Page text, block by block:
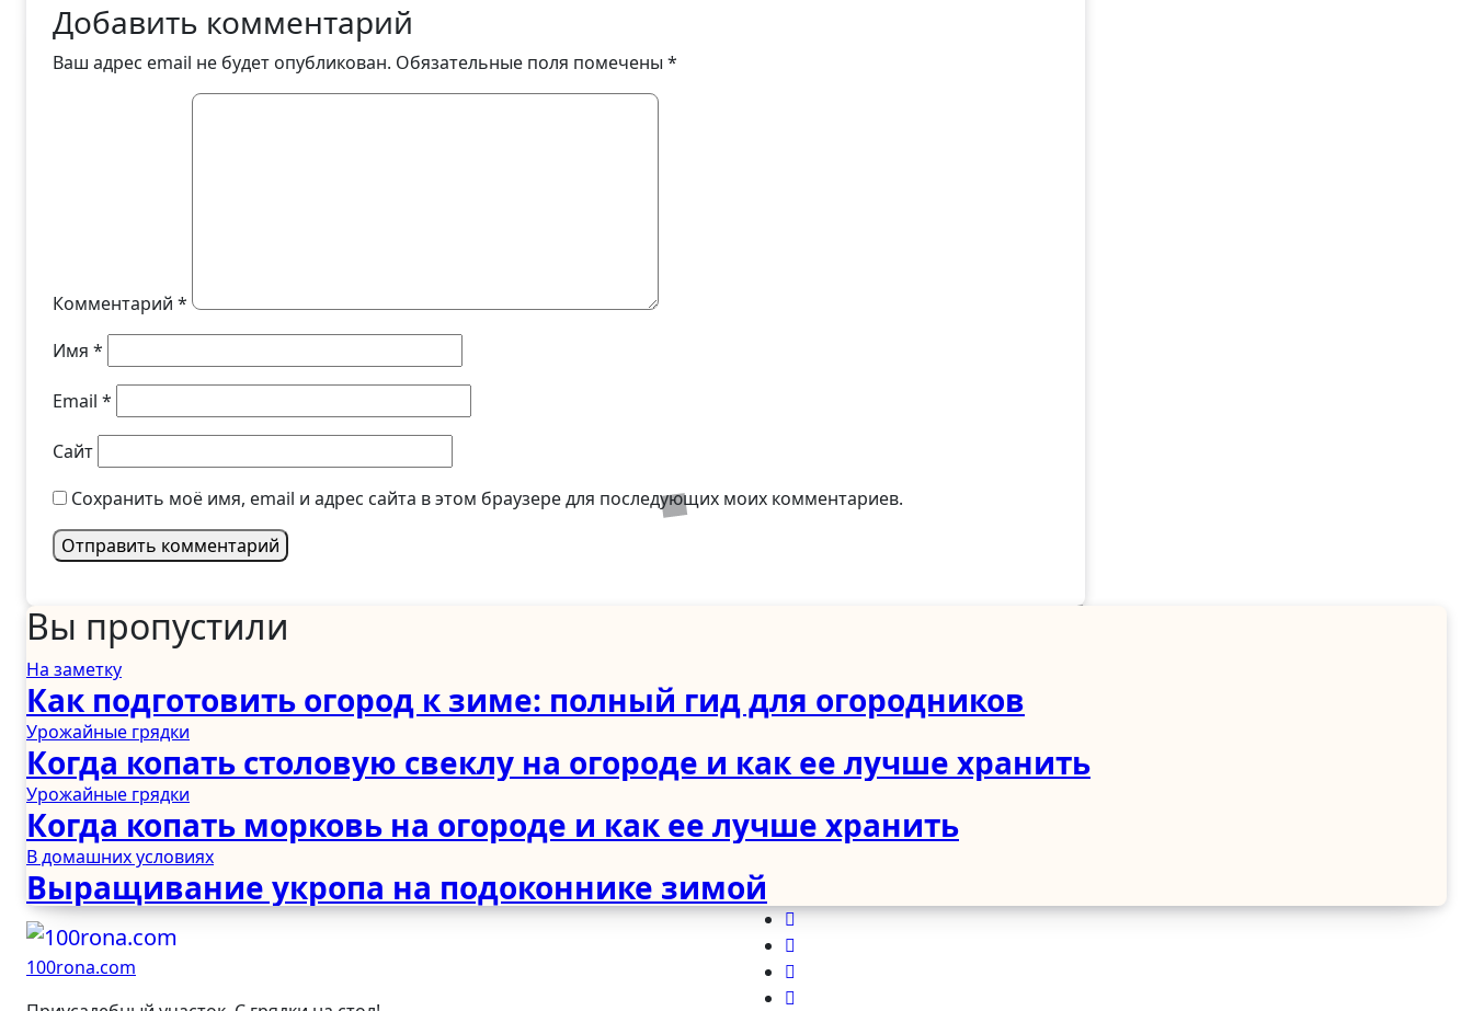
Добавить комментарий
Ваш адрес email не будет опубликован. Обязательные поля помечены *
Комментарий *
Имя *
Email *
Сайт
Сохранить моё имя, email и адрес сайта в этом браузере для последующих моих комментариев.
Вы пропустили
На заметку
Как подготовить огород к зиме: полный гид для огородников
Урожайные грядки
Когда копать столовую свеклу на огороде и как ее лучше хранить
Урожайные грядки
Когда копать морковь на огороде и как ее лучше хранить
В домашних условиях
Выращивание укропа на подоконнике зимой
100rona.com